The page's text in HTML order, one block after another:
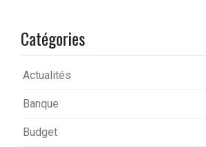
Catégories
Actualités
Banque
Budget